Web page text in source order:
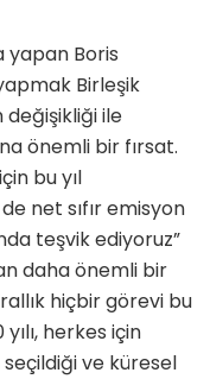
yapan Boris
Birleşik
değişikliği ile
önemli bir fırsat.
bu yıl
net sıfır emisyon
teşvik ediyoruz”
daha önemli bir
hiçbir görevi bu
herkes için
ve küresel